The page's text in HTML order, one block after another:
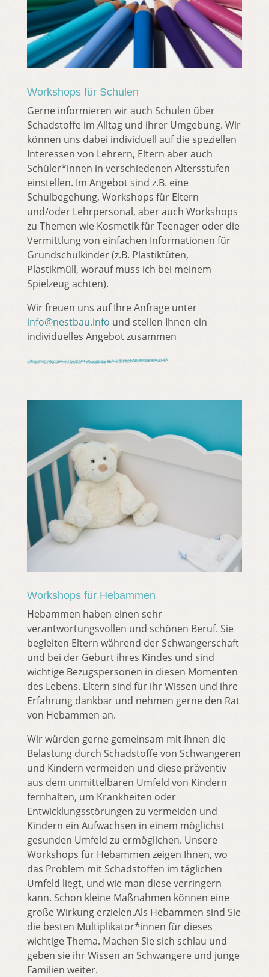
Workshops für Schulen
Gerne informieren wir auch Schulen über
Schadstoffe im Alltag und ihrer Umgebung. Wir
können uns dabei individuell auf die speziellen
Interessen von Lehrern, Eltern aber auch
Schüler*innen in verschiedenen Altersstufen
einstellen. Im Angebot sind z.B. eine
Schulbegehung, Workshops für Eltern
und/oder Lehrpersonal, aber auch Workshops
zu Themen wie Kosmetik für Teenager oder die
Vermittlung von einfachen Informationen für
Grundschulkinder (z.B. Plastiktüten,
Plastikmüll, worauf muss ich bei meinem
Spielzeug achten).
Wir freuen uns auf Ihre Anfrage unter
info@nestbau.info und stellen Ihnen ein
individuelles Angebot zusammen
Workshops für Hebammen
Hebammen haben einen sehr
verantwortungsvollen und schönen Beruf. Sie
begleiten Eltern während der Schwangerschaft
und bei der Geburt ihres Kindes und sind
wichtige Bezugspersonen in diesen Momenten
des Lebens. Eltern sind für ihr Wissen und ihre
Erfahrung dankbar und nehmen gerne den Rat
von Hebammen an.
Wir würden gerne gemeinsam mit Ihnen die
Belastung durch Schadstoffe von Schwangeren
und Kindern vermeiden und diese präventiv
aus dem unmittelbaren Umfeld von Kindern
fernhalten, um Krankheiten oder
Entwicklungsstörungen zu vermeiden und
Kindern ein Aufwachsen in einem möglichst
gesunden Umfeld zu ermöglichen. Unsere
Workshops für Hebammen zeigen Ihnen, wo
das Problem mit Schadstoffen im täglichen
Umfeld liegt, und wie man diese verringern
kann. Schon kleine Maßnahmen können eine
große Wirkung erzielen.Als Hebammen sind Sie
die besten Multiplikator*innen für dieses
wichtige Thema. Machen Sie sich schlau und
geben sie ihr Wissen an Schwangere und junge
Familien weiter.